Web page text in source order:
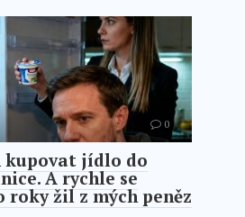
0
kupovat jídlo do
A rychle se
roky žil z mých peněz